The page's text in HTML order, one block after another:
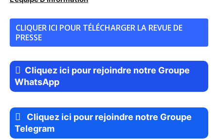
CLIQUER ICI POUR TÉLÉCHARGER LA REVUE DE
PRESSE
Cliquez ici pour rejoindre notre Groupe
WhatsApp
Cliquez ici pour rejoindre notre Groupe
Telegram